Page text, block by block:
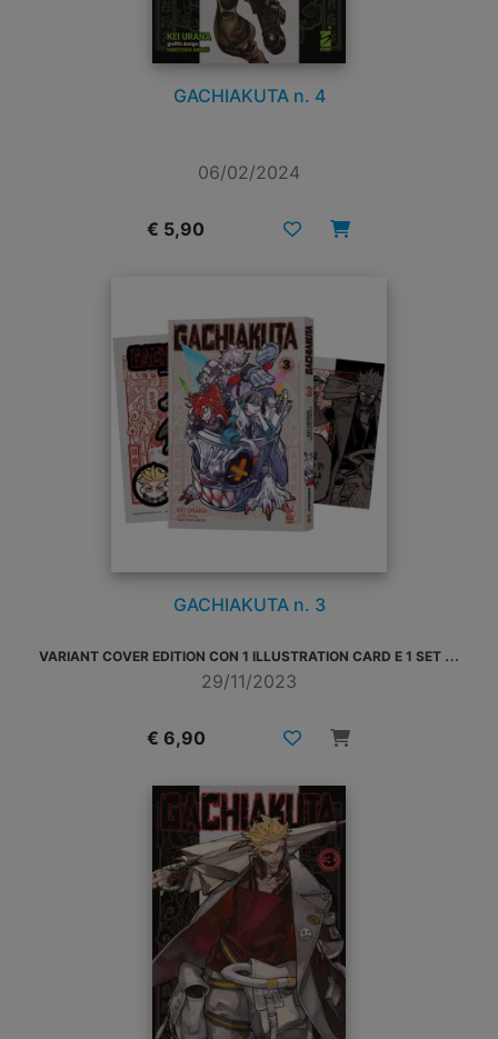
GACHIAKUTA n. 4
06/02/2024
€ 5,90
GACHIAKUTA n. 3
V
ARIANT COVER EDITION CON 1 ILLUSTRATION CARD E 1 SET DI STICKER
29/11/2023
€ 6,90